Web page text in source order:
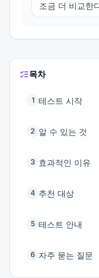
조금 더 비교한
목차
1 테스트 시작
2 알 수 있는 것
3 효과적인 이유
4 추천 대상
5 테스트 안내
6 자주 묻는 질문